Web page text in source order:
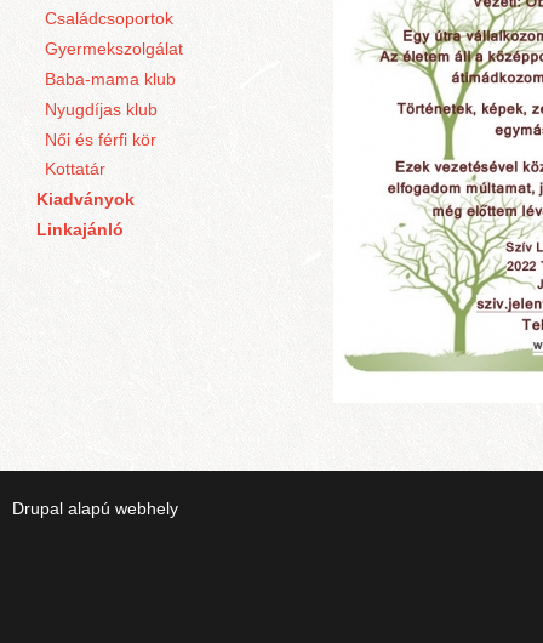
Családcsoportok
Gyermekszolgálat
Baba-mama klub
Nyugdíjas klub
Női és férfi kör
Kottatár
Kiadványok
Linkajánló
Drupal alapú webhely